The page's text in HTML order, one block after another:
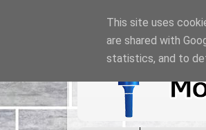
This site uses
are shared with
statistics, and to